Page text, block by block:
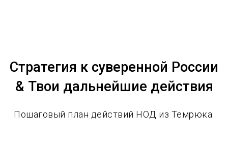
Стратегия к суверенной России
& Твои дальнейшие действия
Пошаговый план действий НОД из Темрюка: